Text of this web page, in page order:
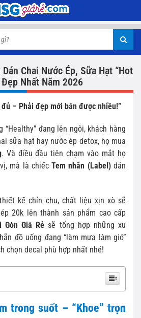
Chai Nước Ép, Sữa Hạt “Hot
Nhất Năm 2026
– Phải đẹp mới bán được nhiều!”
“Healthy” đang lên ngôi, khách hàng
sữa hạt hay nước ép detox, họ mua
. Và điều đầu tiên chạm vào mắt họ
mà là chiếcTem nhãn (Label)dán
kế chỉn chu, chất liệu xịn xò sẽ
20k lên thành sản phẩm cao cấp
Gòn Giá Rẻ sẽ tổng hợp những xu
đồ uống đang “làm mưa làm gió”
chọn decal phù hợp nhất nhé!
trong suốt – “Khoe” trọn